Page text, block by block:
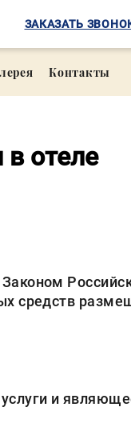
ЗАКАЗАТЬ
Контакты
отеле
средств
и